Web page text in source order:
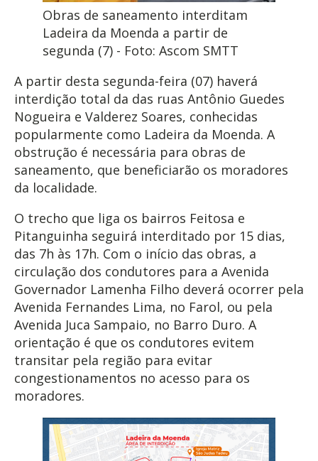
Obras de saneamento interditam
Ladeira da Moenda a partir de
segunda (7) - Foto: Ascom SMTT
A partir desta segunda-feira (07) haverá
interdição total da das ruas Antônio Guedes
Nogueira e Valderez Soares, conhecidas
popularmente como Ladeira da Moenda. A
obstrução é necessária para obras de
saneamento, que beneficiarão os moradores
da localidade.
O trecho que liga os bairros Feitosa e
Pitanguinha seguirá interditado por 15 dias,
das 7h às 17h. Com o início das obras, a
circulação dos condutores para a Avenida
Governador Lamenha Filho deverá ocorrer pela
Avenida Fernandes Lima, no Farol, ou pela
Avenida Juca Sampaio, no Barro Duro. A
orientação é que os condutores evitem
transitar pela região para evitar
congestionamentos no acesso para os
moradores.